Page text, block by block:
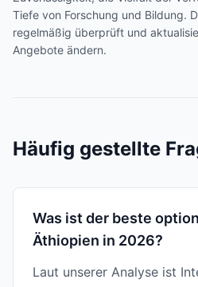
Tiefe von Forschung und Bildung.
regelmäßig überprüft und
Angebote ändern.
Häufig gestellte
Was ist der beste
Äthiopien in 2026?
Laut unserer Analyse ist